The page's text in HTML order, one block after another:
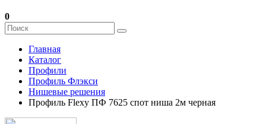
0
Главная
Каталог
Профили
Профиль Флэкси
Нишевые решения
Профиль Flexy ПФ 7625 спот ниша 2м черная